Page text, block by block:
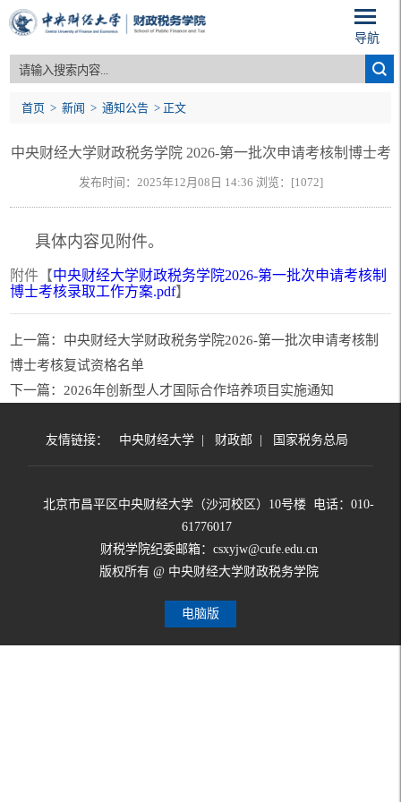
导航
首页 > 新闻 > 通知公告 > 正文
中央财经大学财政税务学院 2026-第一批次申请考核制博士考
核录取工作方案
发布时间：2025年12月08日 14:36 浏览：[1072]
具体内容见附件。
附件【中央财经大学财政税务学院2026-第一批次申请考核制
博士考核录取工作方案.pdf】
上一篇：中央财经大学财政税务学院2026-第一批次申请考核制
博士考核复试资格名单
下一篇：2026年创新型人才国际合作培养项目实施通知
友情链接： 中央财经大学 财政部 国家税务总局
北京市昌平区中央财经大学（沙河校区）10号楼 电话：010-
61776017
财税学院纪委邮箱：csxyjw@cufe.edu.cn
版权所有 @ 中央财经大学财政税务学院
电脑版